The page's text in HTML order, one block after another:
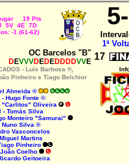
19 Pts
5V 4E 7D
-1 (61-62)
1ª
OC Barcelos "B"
DEVVVDEDEDDDDVVE 17
- Luís Barbosa ®,
Pinheiro e Tiago Belchior
Almeida ®
- Hugo Fonte ©
"Carlitos" Oliveira
- Tomás Silva
Monteiro "Samurai"
Nuno Silva ®
Vasconcelos
Martins
Pinheiro
Coelho
Geitoeira